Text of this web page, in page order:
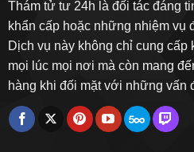
Thám tử tư 24h là đối tác đáng
khẩn cấp hoặc những nhiệm vụ
Dịch vụ này không chỉ cung cấp
mọi lúc mọi nơi mà còn mang
hàng khi đối mặt với những vấn